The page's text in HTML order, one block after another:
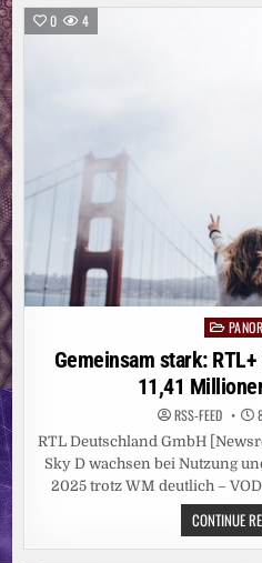
0 4
Posted
in
Gemeinsam stark:
11,41
RSS-FEED
RTL Deutschland GmbH
Sky D wachsen bei Nutzung
2025 trotz WM deutlich –
CONTINUE